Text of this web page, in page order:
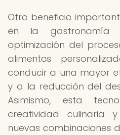
Otro beneficio
en la
optimización del
alimentos
conducir a una mayor
y a la reducción del
Asimismo, esta
creatividad culinaria
nuevas combinaciones